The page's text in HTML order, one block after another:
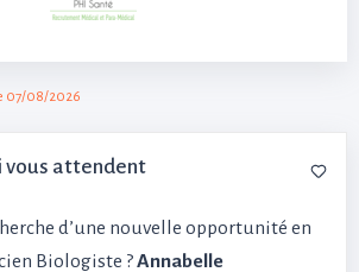
07/08/2026
vous attendent
d’une nouvelle opportunité en
Biologiste ?Annabelle